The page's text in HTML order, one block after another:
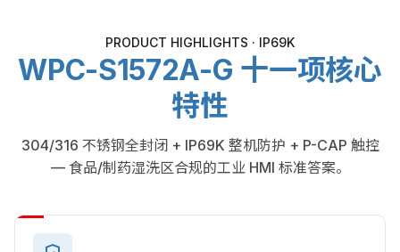
PRODUCT HIGHLIGHTS · IP69K
WPC-S1572A-G 十一项核心
特性
304/316 不锈钢全封闭 + IP69K 整机防护 + P-CAP 触控
— 食品/制药湿洗区合规的工业 HMI 标准答案。